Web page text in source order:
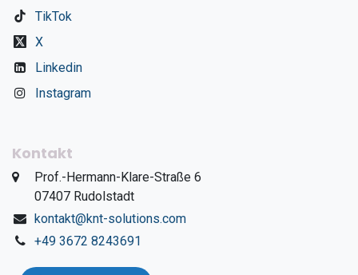
TikTok
X
Linkedin
Instagram
Kontakt
​Prof.-Hermann-Klare-Straße 6
​07407 Rudolstadt
kontakt@knt-solutions.com
+49 3672 8243691